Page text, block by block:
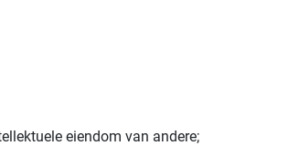
eiendom van andere;